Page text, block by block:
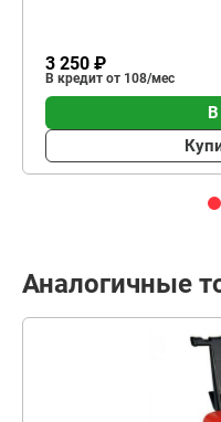
3 250 ₽
В кредит от 108/мес
Аналогичные